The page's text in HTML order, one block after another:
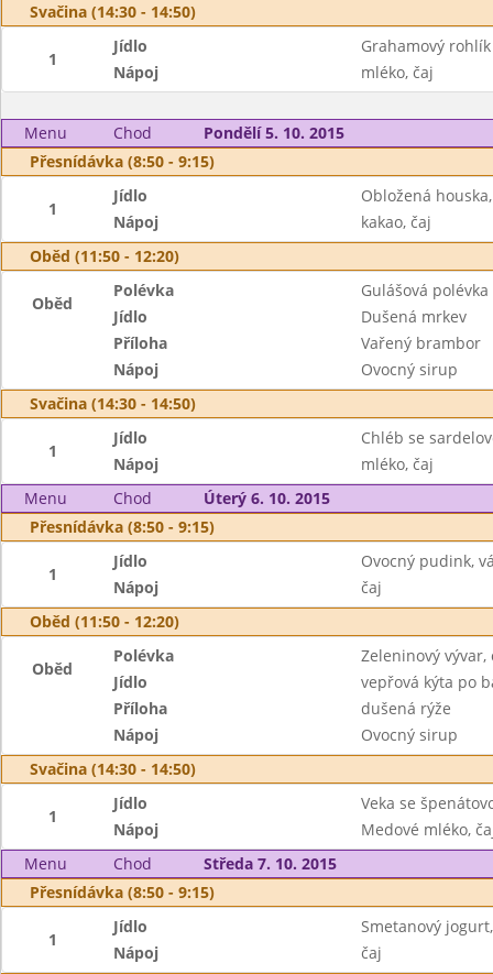
Svačina (14:30 - 14:50)
1
Jídlo
Grahamový
Nápoj
mléko, čaj
Menu Chod
Pondělí 5. 10. 2015
Přesnídávka (8:50 - 9:15)
1
Jídlo
Obložená
Nápoj
kakao, čaj
Oběd (11:50 - 12:20)
Oběd
Polévka
Gulášová polévka
Jídlo
Dušená mrkev
Příloha
Vařený brambor
Nápoj
Ovocný sirup
Svačina (14:30 - 14:50)
1
Jídlo
Chléb se
Nápoj
mléko, čaj
Menu
Chod
Úterý 6. 10. 2015
Přesnídávka (8:50 - 9:15)
1
Jídlo
Ovocný pudink,
Nápoj
čaj
Oběd (11:50 - 12:20)
Oběd
Polévka
Zeleninový
Jídlo
vepřová kýta po
Příloha
dušená rýže
Nápoj
Ovocný sirup
Svačina (14:30 - 14:50)
1
Jídlo
Veka se
Nápoj
Medové mléko,
Menu
Chod
Středa 7. 10. 2015
Přesnídávka (8:50 - 9:15)
1
Jídlo
Smetanový
Nápoj
čaj